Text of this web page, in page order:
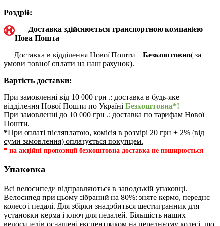
Роздріб:
Доставка здійснюється транспортною компанією
Нова Пошта
Доставка в відділення Нової Пошти – Безкоштовно( за
умови повної оплати на наш рахунок).
Вартість доставки:
При замовленні від 10 000 грн .: доставка в будь-яке
відділення Нової Пошти по Україні Безкоштовна*!
При замовленні до 10 000 грн .: доставка по тарифам Нової
Пошти.
*При оплаті післяплатою, комісія в розмірі 20 грн + 2% (від
суми замовлення) оплачується покупцем.
* на акційні пропозиції безкоштовна доставка не поширюється
Упаковка
Всі велосипеди відправляються в заводській упаковці.
Велосипед при цьому зібраний на 80%: зняте кермо, переднє
колесо і педалі. Для збірки знадобиться шестигранник для
установки керма і ключ для педалей. Більшість наших
велосипедів оснащені ексцентриком на передньому колесі, що